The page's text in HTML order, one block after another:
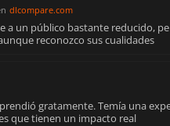
dlcompare.com
a un público bastante reducido,
reconozco sus cualidades
gratamente. Temía una
que tienen un impacto real